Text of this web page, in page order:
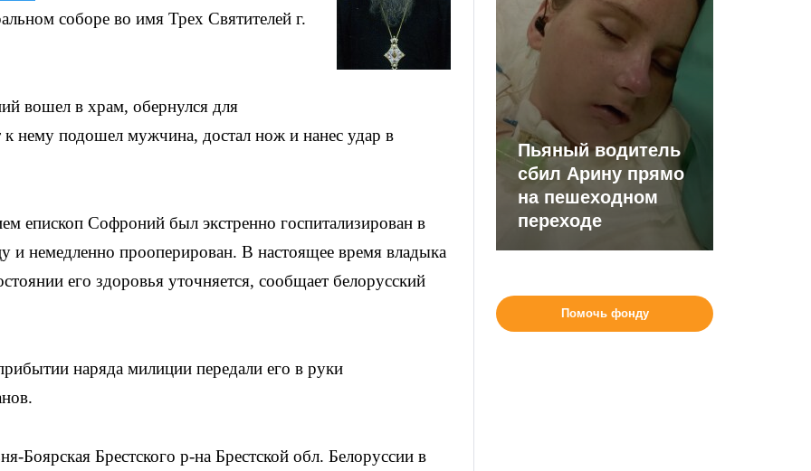
cоборе во имя Трех Святителей г.
вошел в храм, обернулся для
нему подошел мужчина, достал нож и нанес удар в
епископ Софроний был экстренно госпитализирован в
немедленно прооперирован. В настоящее время владыка
его здоровья уточняется, сообщает белорусский
наряда милиции передали его в руки
Боярская Брестского р-на Брестской обл. Белоруссии в
Пьяный водитель
сбил Арину прямо
на пешеходном
переходе
Помочь фонду